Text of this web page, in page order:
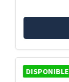
DISPONIBLE